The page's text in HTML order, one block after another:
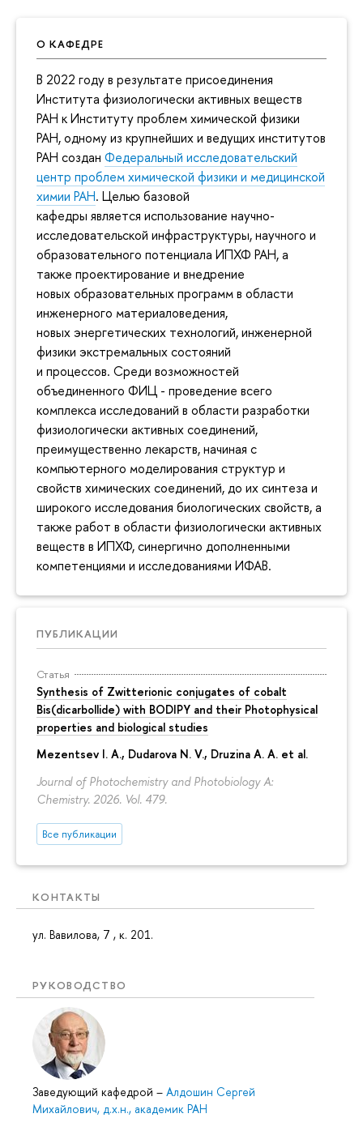
О КАФЕДРЕ
В 2022 году в результате присоединения
Института физиологически активных веществ
РАН к Институту проблем химической физики
РАН, одному из крупнейших и ведущих институтов
РАН создан Федеральный исследовательский
центр проблем химической физики и медицинской
химии РАН. Целью базовой
кафедры является использование научно-
исследовательской инфраструктуры, научного и
образовательного потенциала ИПХФ РАН, а
также проектирование и внедрение
новых образовательных программ в области
инженерного материаловедения,
новых энергетических технологий, инженерной
физики экстремальных состояний
и процессов. Среди возможностей
объединенного ФИЦ - проведение всего
комплекса исследований в области разработки
физиологически активных соединений,
преимущественно лекарств, начиная с
компьютерного моделирования структур и
свойств химических соединений, до их синтеза и
широкого исследования биологических свойств, а
также работ в области физиологически активных
веществ в ИПХФ, синергично дополненными
компетенциями и исследованиями ИФАВ.
ПУБЛИКАЦИИ
Статья
Synthesis of Zwitterionic conjugates of cobalt
Bis(dicarbollide) with BODIPY and their Photophysical
properties and biological studies
Mezentsev I. A., Dudarova N. V., Druzina A. A. et al.
Journal of Photochemistry and Photobiology A:
Chemistry. 2026. Vol. 479.
Все публикации
КОНТАКТЫ
ул. Вавилова, 7 , к. 201.
РУКОВОДСТВО
Заведующий кафедрой – Алдошин Сергей
Михайлович, д.х.н., академик РАН